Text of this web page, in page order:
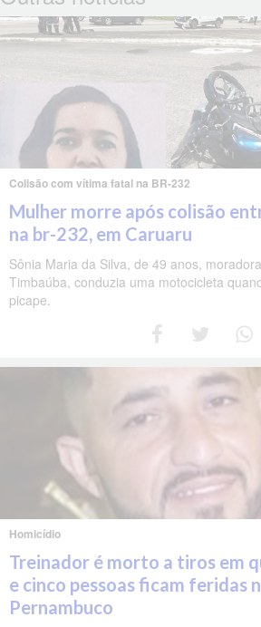
Colisão com vítima fatal na BR-232
Mulher morre após colisão
na br-232, em Caruaru
Sônia Maria da Silva, de 49 anos,
Timbaúba, conduzia uma motocicleta
picape.
Homicídio
Treinador é morto a tiros em
e cinco pessoas ficam feridas
Pernambuco